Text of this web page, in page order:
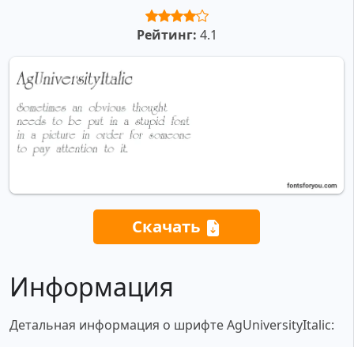
Рейтинг: 4.1
Скачать
Информация
Детальная информация о шрифте AgUniversityItalic: